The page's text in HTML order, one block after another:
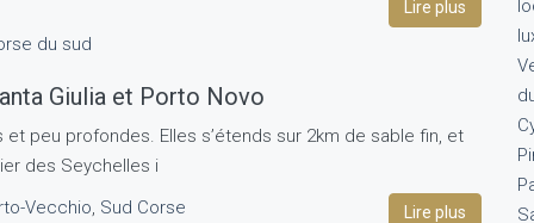
Lire plus
Giulia et Porto Novo
peu profondes. Elles s’étends sur 2km de sable fin, et
des Seychelles i
Vecchio, Sud Corse Lire plus